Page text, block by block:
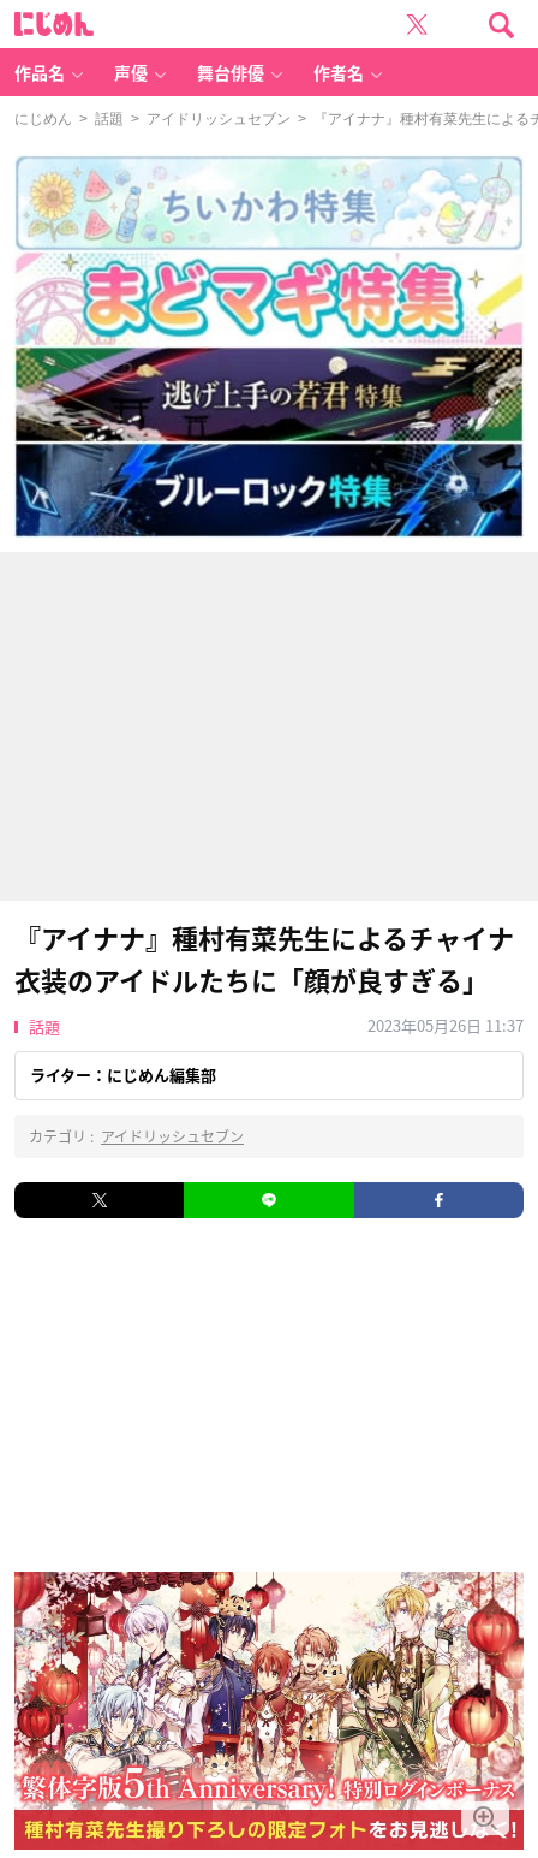
作品名 声優 舞台俳優 作者名
にじめん > 話題 > アイドリッシュセブン > 『アイナナ』種村有菜先生による
『アイナナ』種村有菜先生によるチャイナ
衣装のアイドルたちに「顔が良すぎる」
話題 2023年05月26日 11:37
ライター：にじめん編集部
カテゴリ : アイドリッシュセブン